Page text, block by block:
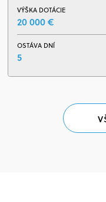
VÝŠKA DOTÁCIE
20 000 €
OSTÁVA DNÍ
5